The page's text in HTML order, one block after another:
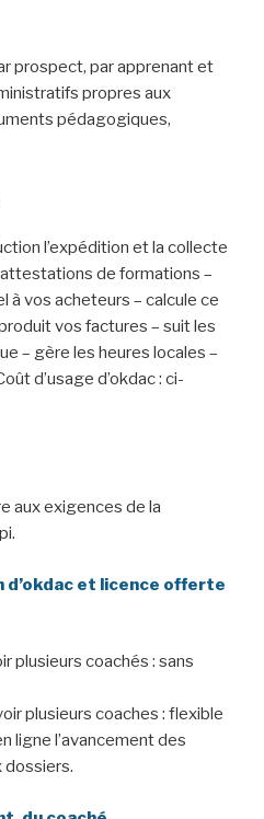
prospect, par apprenant et
propres aux
pédagogiques,
l’expédition et la collecte
de formations –
à vos acheteurs – calcule ce
vos factures – suit les
– gère les heures locales –
d’usage d’okdac : ci-
aux exigences de la
d’okdac et licence offerte
plusieurs coachés : sans
plusieurs coaches : flexible
ligne l’avancement des
dossiers.